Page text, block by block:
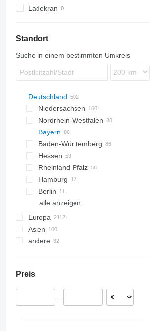
TGM
Ladekran
Standort
Suche in einem bestimmten Umkreis
Deutschland
Niedersachsen
Hannover
Bovenden
Sittensen
Salzgitter
Oldenburg
Groß Ippener
Peine
Nordrhein-Westfalen
Düsseldorf
Lemgo
Hilden
Korschenbroich
Paderborn
Münster
Dortmund
Aachen
alle anzeigen
Bayern
München
Ingolstadt
Würzburg
Regensburg
Unterschleißheim
Augsburg
Landshut
Moosburg an der Isar
alle anzeigen
Baden-Württemberg
Stuttgart
Reutlingen
Karlsruhe
Jestetten
Baden-Baden
Schwaigern
Mannheim
Hessen
Frankfurt am Main
Burghaun
Gießen
Darmstadt
Kassel
Rheinland-Pfalz
Trier
Koblenz
Hamburg
Hamburg
Berlin
Dahlem
Kiel
Lübeck
Bremen
Schwerin
Potsdam
Hennigsdorf
Uhlstädt-Kirchhasel
Saarbrücken
alle anzeigen
Europa
Niederlande
Belgien
Tschechien
Ungarn
Asien
Japan
Philippinen
andere
Argentinien
Chile
Preis
–